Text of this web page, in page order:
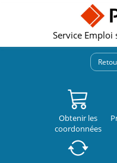
Service Emploi
Obtenir les
coordonnées